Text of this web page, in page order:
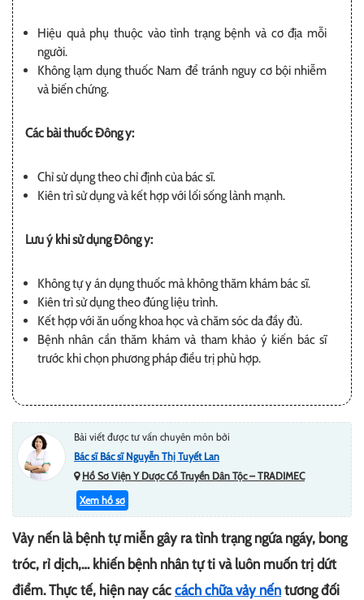
Hiệu quả phụ thuộc vào tình trạng bệnh và cơ địa mỗi
người.
Không lạm dụng thuốc Nam để tránh nguy cơ bội nhiễm
và biến chứng.
Các bài thuốc Đông y:
Chỉ sử dụng theo chỉ định của bác sĩ.
Kiên trì sử dụng và kết hợp với lối sống lành mạnh.
Lưu ý khi sử dụng Đông y:
Không tự y án dụng thuốc mà không thăm khám bác sĩ.
Kiên trì sử dụng theo đúng liệu trình.
Kết hợp với ăn uống khoa học và chăm sóc da đầy đủ.
Bệnh nhân cần thăm khám và tham khảo ý kiến bác sĩ
trước khi chọn phương pháp điều trị phù hợp.
Bài viết được tư vấn chuyên môn bởi
Bác sĩ Bác sĩ Nguyễn Thị Tuyết Lan
Hồ Sơ Viện Y Dược Cổ Truyền Dân Tộc – TRADIMEC
Xem hồ sơ
Vảy nến là bệnh tự miễn gây ra tình trạng ngứa ngáy, bong
tróc, rỉ dịch,… khiến bệnh nhân tự ti và luôn muốn trị dứt
điểm. Thực tế, hiện nay cáccách chữa vảy nếntương đối